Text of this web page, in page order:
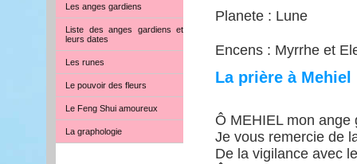
Les anges gardiens
Liste des anges gardiens et
leurs dates
Les runes
Le pouvoir des fleurs
Le Feng Shui amoureux
La graphologie
Planete : Lune
Encens : Myrrhe et
La prière à Mehiel
Ô MEHIEL mon
Je vous remercie de
De la vigilance avec